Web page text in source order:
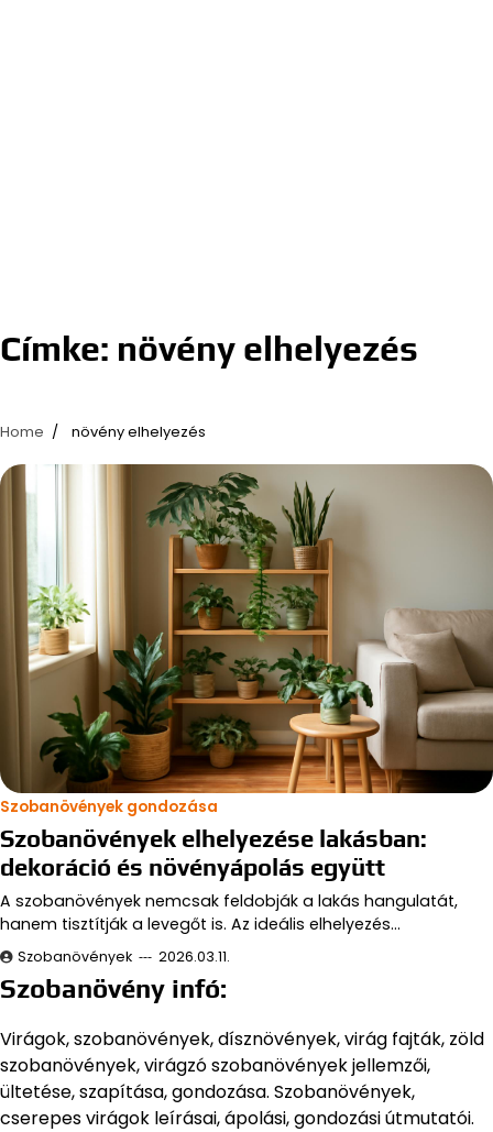
Címke: növény elhelyezés
Home növény elhelyezés
Szobanövények gondozása
Szobanövények elhelyezése lakásban:
dekoráció és növényápolás együtt
A szobanövények nemcsak feldobják a lakás hangulatát,
hanem tisztítják a levegőt is. Az ideális elhelyezés…
Szobanövények 2026.03.11.
Szobanövény infó:
Virágok, szobanövények, dísznövények, virág fajták, zöld
szobanövények, virágzó szobanövények jellemzői,
ültetése, szapítása, gondozása. Szobanövények,
cserepes virágok leírásai, ápolási, gondozási útmutatói.